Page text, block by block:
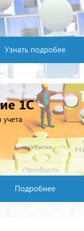
Узнать подробее
1С
Подробнее